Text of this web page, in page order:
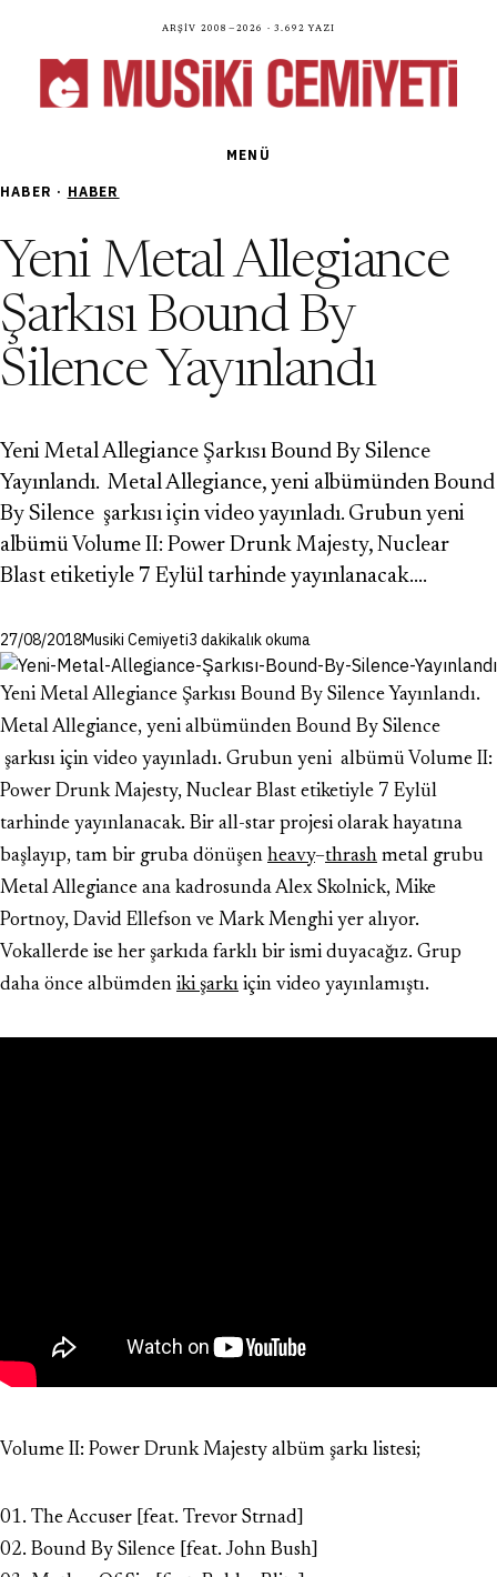
Arşiv 2008—2026 · 3.692 yazı
MENÜ
HABER · HABER
Yeni Metal Allegiance
Şarkısı Bound By
Silence Yayınlandı
Yeni Metal Allegiance Şarkısı Bound By Silence
Yayınlandı. Metal Allegiance, yeni albümünden Bound
By Silence şarkısı için video yayınladı. Grubun yeni
albümü Volume II: Power Drunk Majesty, Nuclear
Blast etiketiyle 7 Eylül tarhinde yayınlanacak.…
27/08/2018Musiki Cemiyeti3 dakikalık okuma
Yeni Metal Allegiance Şarkısı Bound By Silence Yayınlandı.
Metal Allegiance, yeni albümünden Bound By Silence
şarkısı için video yayınladı. Grubun yeni albümü Volume II:
Power Drunk Majesty, Nuclear Blast etiketiyle 7 Eylül
tarhinde yayınlanacak. Bir all-star projesi olarak hayatına
başlayıp, tam bir gruba dönüşen heavy–thrash metal grubu
Metal Allegiance ana kadrosunda Alex Skolnick, Mike
Portnoy, David Ellefson ve Mark Menghi yer alıyor.
Vokallerde ise her şarkıda farklı bir ismi duyacağız. Grup
daha önce albümden iki şarkı için video yayınlamıştı.
Volume II: Power Drunk Majesty albüm şarkı listesi;
01. The Accuser [feat. Trevor Strnad]
02. Bound By Silence [feat. John Bush]